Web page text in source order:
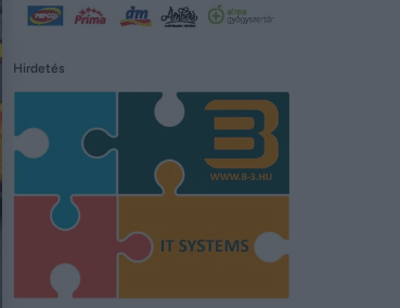
Hirdetés